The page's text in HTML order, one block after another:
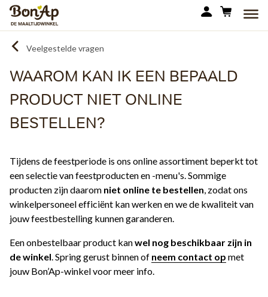
Overslaan
gaan
Veelgestelde vragen
WAAROM KAN IK EEN BEPAALD
PRODUCT NIET ONLINE
BESTELLEN?
Tijdens de feestperiode is ons online assortiment beperkt tot
een selectie van feestproducten en -menu's. Sommige
producten zijn daarom niet online te bestellen, zodat ons
winkelpersoneel efficiënt kan werken en we de kwaliteit van
jouw feestbestelling kunnen garanderen.
Een onbestelbaar product kanwel nog beschikbaar zijn in
de winkel. Spring gerust binnen of neem contact op met
jouw Bon’Ap-winkel voor meer info.